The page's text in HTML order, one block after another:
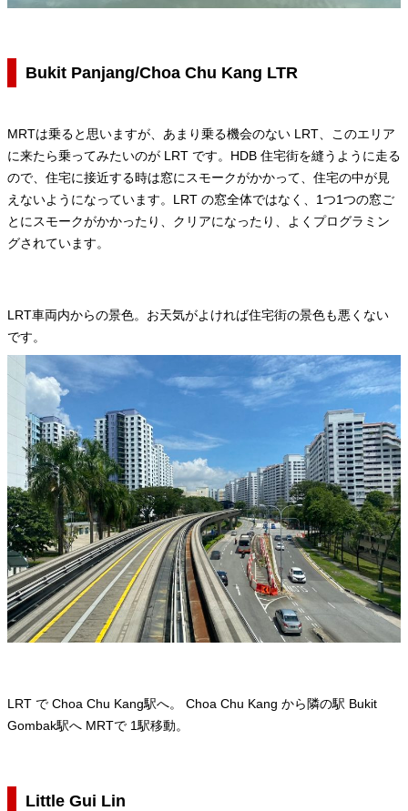
Bukit Panjang/Choa Chu Kang LTR
MRTは乗ると思いますが、あまり乗る機会のない LRT、このエリア
に来たら乗ってみたいのが LRT です。HDB 住宅街を縫うように走る
ので、住宅に接近する時は窓にスモークがかかって、住宅の中が見
えないようになっています。LRT の窓全体ではなく、1つ1つの窓ご
とにスモークがかかったり、クリアになったり、よくプログラミン
グされています。
LRT車両内からの景色。お天気がよければ住宅街の景色も悪くない
です。
LRT で Choa Chu Kang駅へ。 Choa Chu Kang から隣の駅 Bukit
Gombak駅へ MRTで 1駅移動。
Little Gui Lin